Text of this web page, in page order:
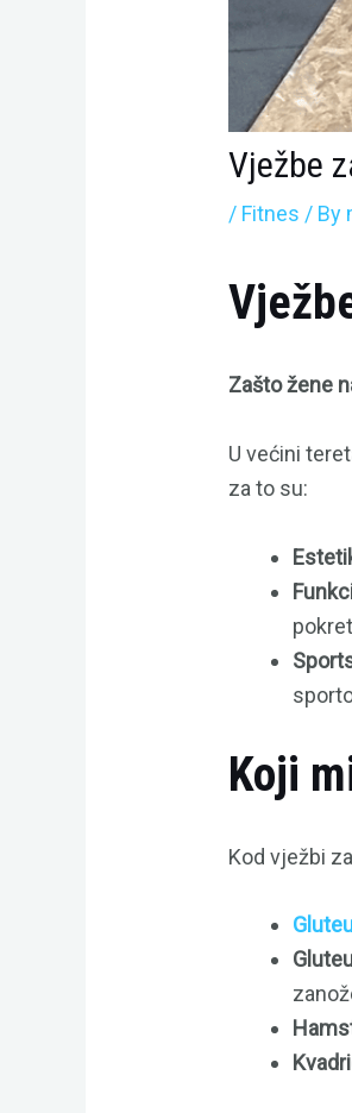
Vježbe
/ Fitnes / By
Zašto žene
U većini
za to su:
Koji
Kod vježbi